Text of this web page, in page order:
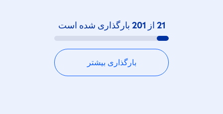
21 از 201 بارگذاری شده است
بارگذاری بیشتر